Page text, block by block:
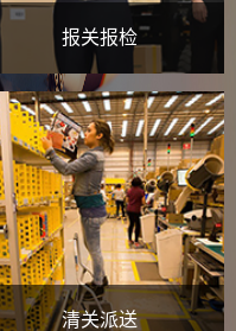
报关报检
清关派送